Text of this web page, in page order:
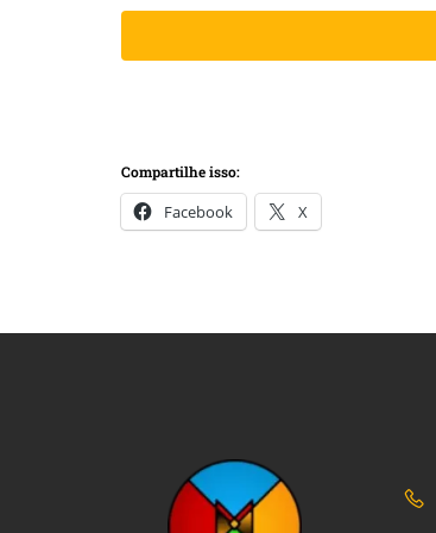
Compartilhe isso:
Facebook X